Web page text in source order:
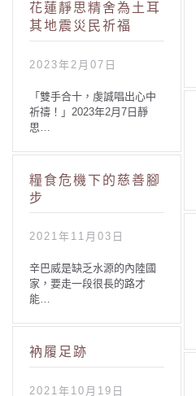
花蓮靜思精舍為土耳
其地震災民祈福
2023年2月07日
「雙手合十，虔誠唱出心中
祈禱！」2023年2月7日靜
思…
糧食危機下的慈善腳
步
2021年11月03日
辛巴威是缺乏水源的內陸國
家，要走一段很長的路才
能…
衲履足跡
2021年10月19日